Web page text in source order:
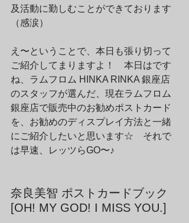
及活動に勤しむことができております
（感涙）
え〜ということで、本日も張り切って
ご紹介してまりますよ！　本日はです
ね、ラムフロム HINKA RINKA 銀座店
のスタッフが選んだ、現在ラムフロム
銀座店で販売中のお勧めポストカード
を、お勧めのディスプレイ方法と一緒
にご紹介したいと思います☆　それで
は早速、レッツらGO〜♪
奈良美智 ポストカードブック
[OH! MY GOD! I MISS YOU.]